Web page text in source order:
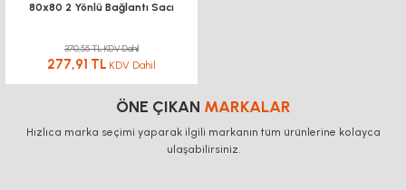
80x80 2 Yönlü Bağlantı Sacı
370,55 TL KDV Dahil
277,91 TL KDV Dahil
ÖNE ÇIKAN MARKALAR
Hızlıca marka seçimi yaparak ilgili markanın tüm ürünlerine kolayca
ulaşabilirsiniz.